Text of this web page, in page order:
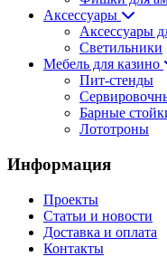
Аксессуары
Аксессуары
Светильники
Мебель для казино
Пит-стенды
Барные
Лототроны
Информация
Проекты
Статьи и новости
Доставка и оплата
Контакты